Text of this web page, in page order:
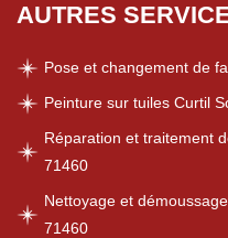
AUTRES
Pose et changement de
Peinture sur tuiles Curtil
Réparation et traitement
71460
Nettoyage et
71460